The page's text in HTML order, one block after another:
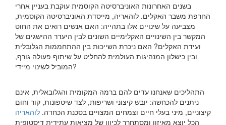
בשנים האחרונות האוניברסיטה הקוסמית עוקבת בעניין אחרי
החרפת משבר האקלים. לוהאריה, מייסדת האוניברסיטה הקוסמית,
מצביעה על שינויים אלו בתהייה: האם אנשים רואים את החוט
המקשר בין השינויים האקלימיים השונים לבין היעדר ההישגים של
ועידת האקלים? האם ניכרת השייכות בין ההתחממות הגלובלית
ובין כישלון המנהיגות העולמית להחליט על שיתוף פעולה גורף,
המוביל לשינוי מיידי?
התהליכים שאנחנו עדים להם ברמה המקומית והגלובאלית, אינם
ניתנים להכחשה: יובש קיצוני ושריפות, לצד שיטפונות, קור וחום
קיצוניים, מיני בעלי חיים וצמחים המצויים בסכנת הכחדה. לוהאריה
הכל יוצא מאיזון ומסתחרר לכיוון של מציאות עתידית דיסטופית